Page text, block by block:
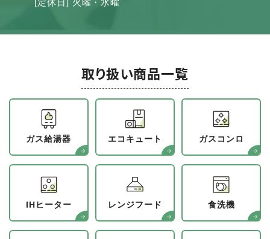
[定休日] 火曜・水曜
取り扱い商品一覧
ガス給湯器 エコキュート ガスコンロ
IHヒーター レンジフード 食洗機